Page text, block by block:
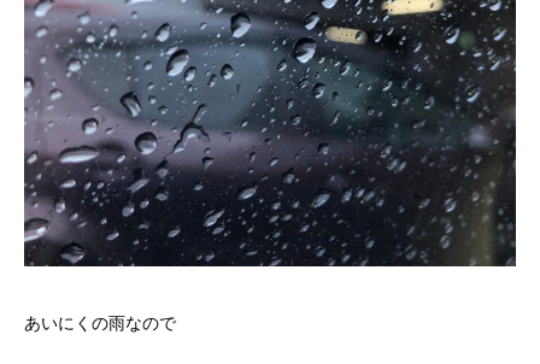
あいにくの雨なので